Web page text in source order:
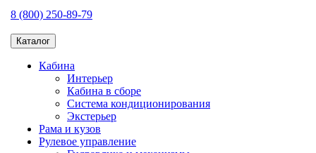
8 (800) 250-89-79
Каталог
Кабина
Интерьер
Кабина в сборе
Система кондиционирования
Экстерьер
Рама и кузов
Рулевое управление